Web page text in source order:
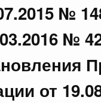
№
№
от
г. № 1838